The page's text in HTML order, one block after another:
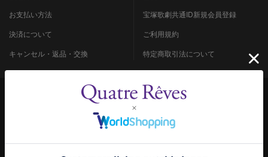
お支払い方法
決済について
キャンセル・返品・交換
宝塚歌劇共通ID新規会員登録
ご利用規約
特定商取引法について